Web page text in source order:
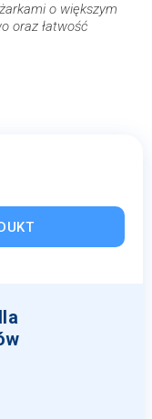
o większym
oraz łatwość